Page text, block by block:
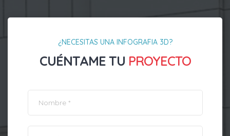
¿NECESITAS UNA INFOGRAFIA 3D?
CUÉNTAME TU PROYECTO